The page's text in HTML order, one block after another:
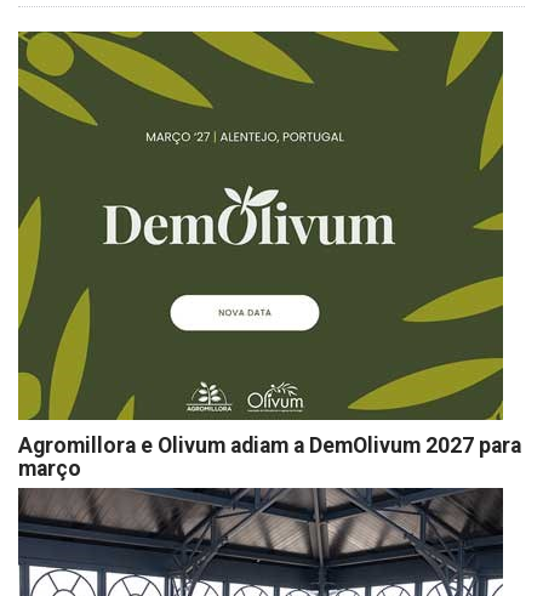
Agromillora e Olivum adiam a DemOlivum 2027 para
março